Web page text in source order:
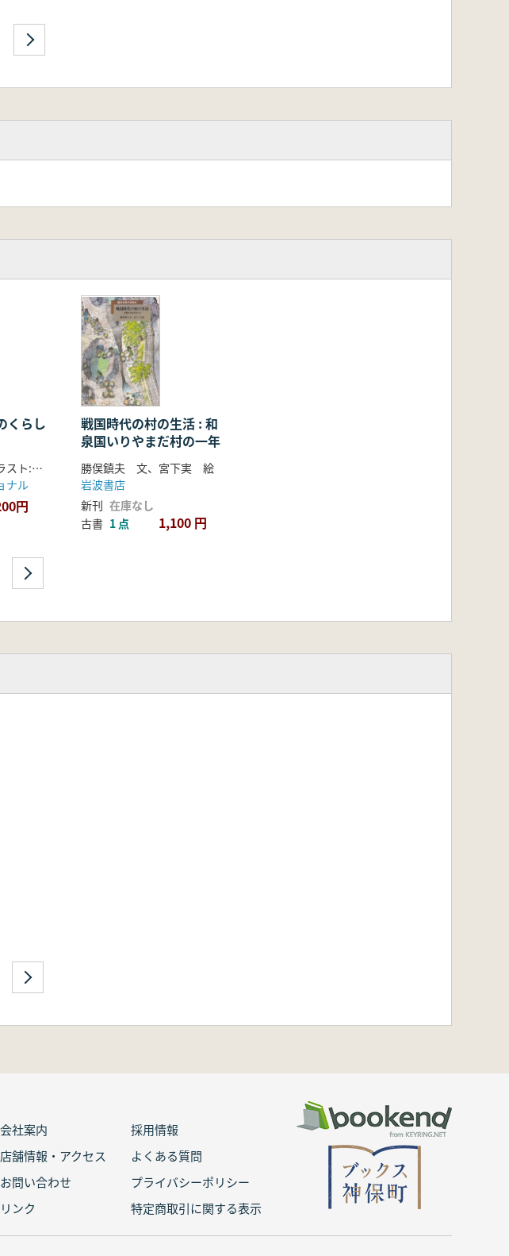
くらし
譽田亜紀子著 イラスト:スソアキコ 監修:宮尾亨
ナル
円
戦国時代の村の生活 : 和
泉国いりやまだ村の一年
勝俣鎮夫 文、宮下実 絵
岩波書店
新刊 在庫なし
古書 1 点 1,100 円
会社案内
採用情報
店舗情報・アクセス
よくある質問
お問い合わせ
プライバシーポリシー
リンク
特定商取引に関する表示